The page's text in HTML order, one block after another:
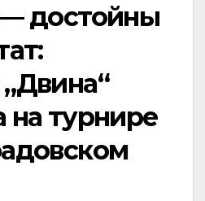
достойны
на турнире